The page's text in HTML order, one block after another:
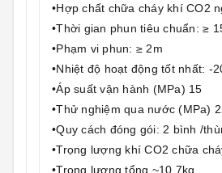
•Hợp chất chữa cháy khí CO2
•Thời gian phun tiêu chuẩn: ≥
•Phạm vi phun: ≥ 2m
•Nhiệt độ hoạt động tốt nhất: -
•Áp suất vận hành (MPa) 15
•Thử nghiệm qua nước (MPa)
•Quy cách đóng gói: 2 bình /
•Trọng lượng khí CO2 chữa
•Trọng lượng tổng ~10.7kg